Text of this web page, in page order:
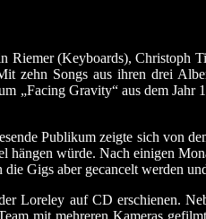
(Keyboards), Christoph
zehn Songs aus ihren drei
„Facing Gravity“ aus dem
Publikum zeigte sich von
würde. Nach einigen
Gigs aber gecancelt werden
Loreley auf CD erschienen.
mit mehreren Kameras